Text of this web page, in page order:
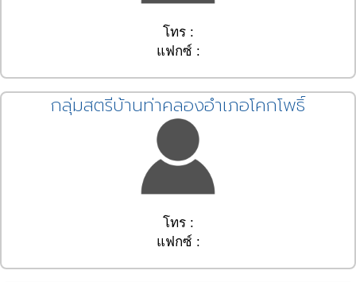
โทร :
แฟกซ์ :
กลุ่มสตรีบ้านท่าคลองอำเภอโคกโพธิ์
โทร :
แฟกซ์ :